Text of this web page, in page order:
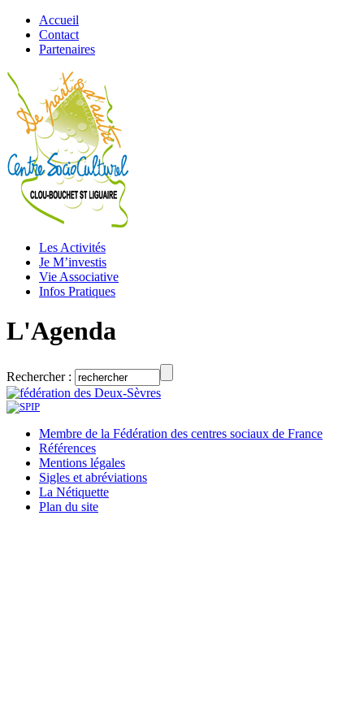
Accueil
Contact
Partenaires
Les Activités
Je M’investis
Vie Associative
Infos Pratiques
L'Agenda
Rechercher :
Membre de la Fédération des centres sociaux de France
Références
Mentions légales
Sigles et abréviations
La Nétiquette
Plan du site